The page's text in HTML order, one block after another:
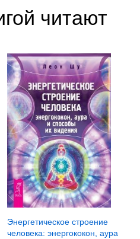
читают
Энергетическое строение
человека: энергококон, аура